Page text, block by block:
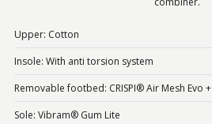
Upper: Cotton
Insole: With anti torsion system
Removable footbed: CRISPI® Air Mesh Evo
Sole: Vibram® Gum Lite